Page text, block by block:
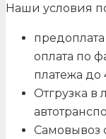
Наши условия
оплата по
платежа до
Отгрузка
Самовывоз